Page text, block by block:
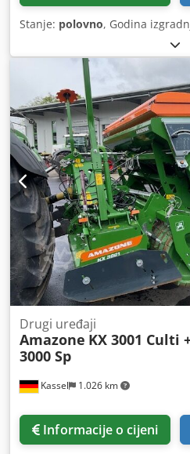
Stanje: polovno, Godina
Kassel 1.026 km
Drugi uređaji
Amazone KX 3001 Culti
3000 Sp
Informacije o cijeni